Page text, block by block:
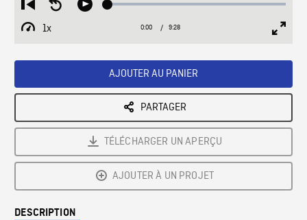
Restart
from
beginning
Seek
Play Loaded:
1x
Playback
Current
0:00 / Duration
9:28
AJOUTER AU PANIER
PARTAGER
TÉLÉCHARGER UN APERÇU
AJOUTER À UN PROJET
DESCRIPTION